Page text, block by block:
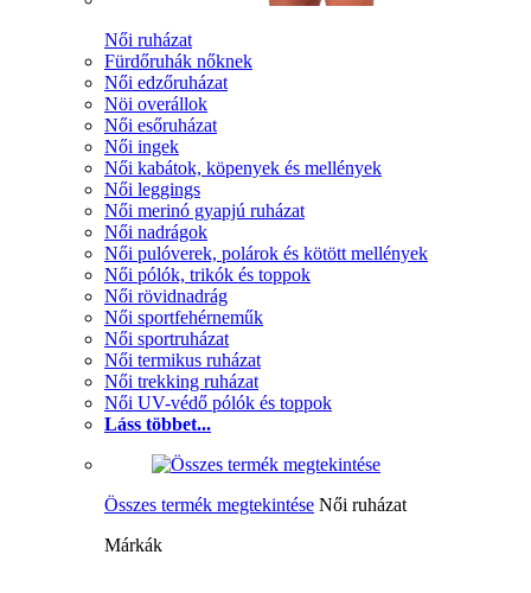
Női ruházat
Fürdőruhák nőknek
Női edzőruházat
Nöi overállok
Női esőruházat
Női ingek
Női kabátok, köpenyek és mellények
Női leggings
Női merinó gyapjú ruházat
Női nadrágok
Női pulóverek, polárok és kötött mellények
Női pólók, trikók és toppok
Női rövidnadrág
Női sportfehérneműk
Női sportruházat
Női termikus ruházat
Női trekking ruházat
Női UV-védő pólók és toppok
Láss többet...
Összes termék megtekintése Női ruházat
Márkák